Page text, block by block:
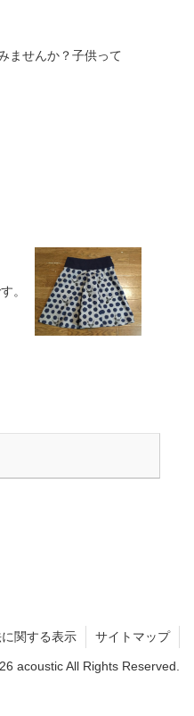
ませんか？子供って
。
関する表示 サイトマップ
acoustic All Rights Reserved.